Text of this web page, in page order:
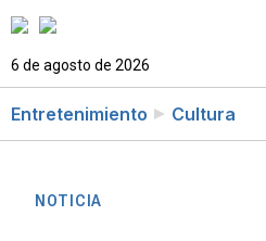
6 de agosto de 2026
Entretenimiento Cultura
NOTICIA